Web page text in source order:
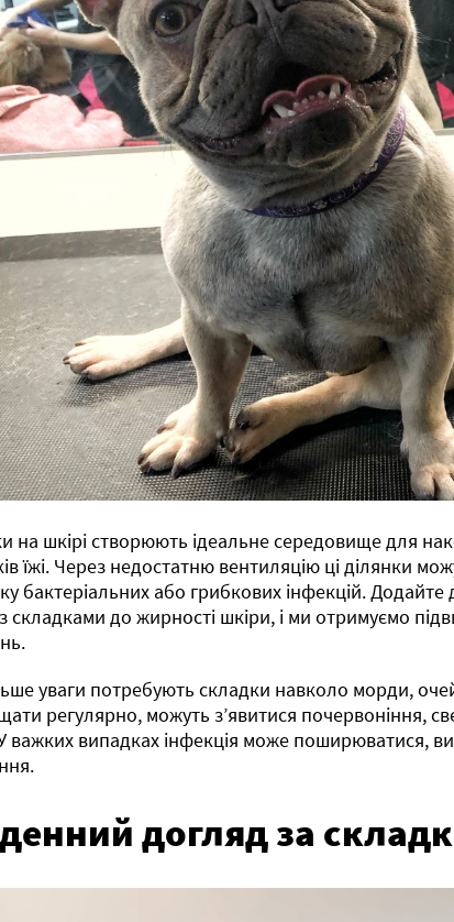
на шкірі створюють ідеальне середовище для
їжі. Через недостатню вентиляцію ці ділянки
бактеріальних або грибкових інфекцій.
складками до жирності шкіри, і ми отримуємо
уваги потребують складки навколо морди,
регулярно, можуть з’явитися почервоніння,
важких випадках інфекція може поширюватися,
догляд за